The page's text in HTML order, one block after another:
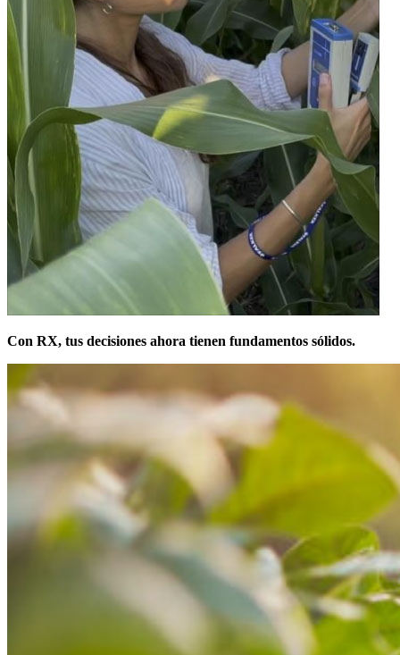
Con RX, tus decisiones ahora tienen fundamentos sólidos.